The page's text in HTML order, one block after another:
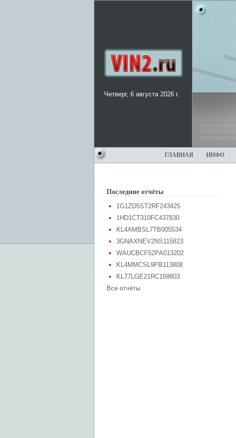
Четверг, 6 августа 2026 г.
ГЛАВНАЯ ИНФО
Последние отчёты
1G1ZD5ST2RF243425
1HD1CT310FC437830
KL4AMBSL7TB005534
3GNAXNEV2NS115823
WAUCBCF52PA013202
KL4MMCSL9PB113808
KL77LGE21RC169803
Все отчёты